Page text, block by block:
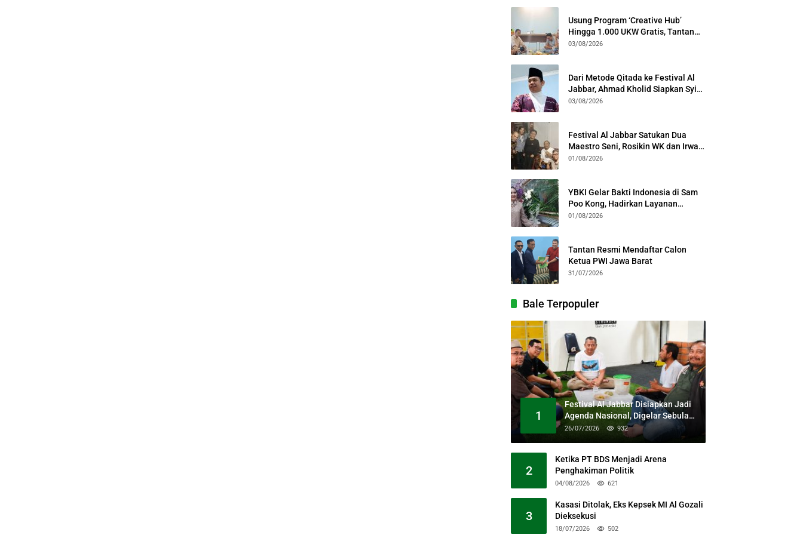
Usung Program ‘Creative Hub’
Hingga 1.000 UKW Gratis, Tantan
Sulthon Paparkan Visi PWI Jabar di
03/08/2026
Dari Metode Qitada ke Festival Al
Jabbar, Ahmad Kholid Siapkan Syiar
Al-Qur’an Lewat Nada
03/08/2026
Festival Al Jabbar Satukan Dua
Maestro Seni, Rosikin WK dan Irwan
Guntari Garap Pertunjukan Kolosal
01/08/2026
YBKI Gelar Bakti Indonesia di Sam
Poo Kong, Hadirkan Layanan
Kesehatan Gratis dan Dialog
01/08/2026
Tantan Resmi Mendaftar Calon
Ketua PWI Jawa Barat
31/07/2026
Bale Terpopuler
1
Festival Al Jabbar Disiapkan Jadi
Agenda Nasional, Digelar Sebulan
Penuh di Kawasan Masjid Raya Al
26/07/2026 932
2
Ketika PT BDS Menjadi Arena
Penghakiman Politik
04/08/2026 621
3
Kasasi Ditolak, Eks Kepsek MI Al Gozali
Dieksekusi
18/07/2026 502